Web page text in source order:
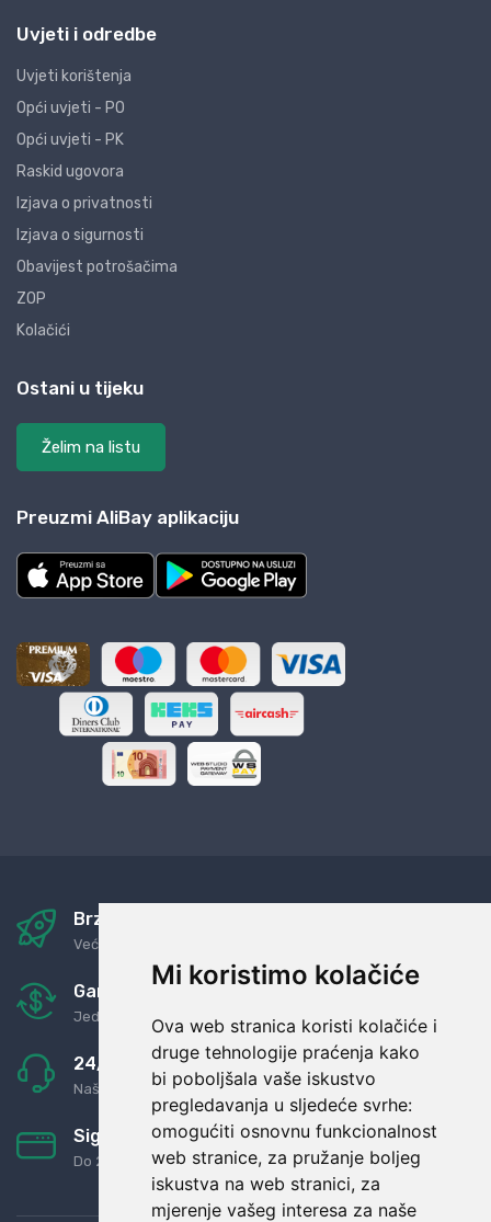
Mi koristimo kolačiće
Ova web stranica koristi kolačiće i
druge tehnologije praćenja kako
bi poboljšala vaše iskustvo
pregledavanja u sljedeće svrhe:
omogućiti osnovnu funkcionalnost
web stranice, za pružanje boljeg
iskustva na web stranici, za
mjerenje vašeg interesa za naše
Uvjeti i odredbe
Uvjeti korištenja
Opći uvjeti - PO
Opći uvjeti - PK
Raskid ugovora
Izjava o privatnosti
Izjava o sigurnosti
Obavijest potrošačima
ZOP
Kolačići
Ostani u tijeku
Želim na listu
Preuzmi AliBay aplikaciju
Brza i sigurna dostava
Već za nekoliko dana kod vas
Garancija u povrat novaca
Jednostavno pravilo: Roba za novac
24/7 odlična podrška
Naši agenti uvijek na raspolaganju
Sigurno obročno plaćanje
Do 24 rata bez kamata